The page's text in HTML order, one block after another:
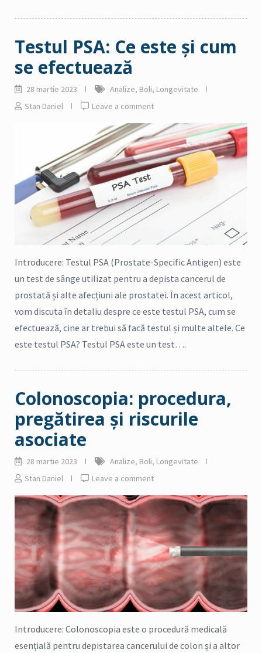
Testul PSA: Ce este și cum
se efectuează
28 martie 2023 Analize, Boli, Longevitate
Stan Daniel
Leave a comment
Introducere: Testul PSA (Prostate-Specific Antigen) este
un test de sânge utilizat pentru a depista cancerul de
prostată și alte afecțiuni ale prostatei. În acest articol,
vom discuta în detaliu despre ce este testul PSA, cum se
efectuează, cine ar trebui să facă testul și multe altele. Ce
este testul PSA? Testul PSA este un test….
Colonoscopia: procedura,
pregătirea și riscurile
asociate
28 martie 2023 Analize, Boli, Longevitate
Stan Daniel
Leave a comment
Introducere: Colonoscopia este o procedură medicală
esențială pentru depistarea cancerului de colon și a altor